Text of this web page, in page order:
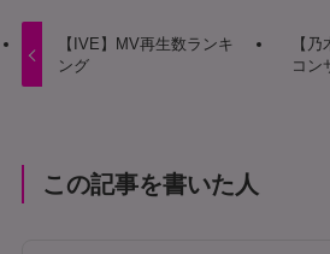
【IVE】MV再生数ランキ
ング
【
コン
この記事を書いた人